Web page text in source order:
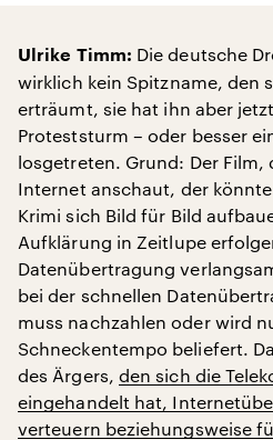
Ulrike Timm: Die deutsche
wirklich kein Spitzname, den
erträumt, sie hat ihn aber
Proteststurm – oder besser
losgetreten. Grund: Der Film,
Internet anschaut, der
Krimi sich Bild für Bild
Aufklärung in Zeitlupe
Datenübertragung
bei der schnellen
muss nachzahlen oder wird
Schneckentempo beliefert.
des Ärgers, den sich die
eingehandelt hat,
verteuern beziehungsweise